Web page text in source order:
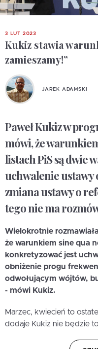
3 LUT 2023
Kukiz stawia
zamieszamy!”
JAREK ADAMSKI
Paweł Kukiz w
mówi, że
listach PiS są dwie
uchwalenie ustawy
zmiana ustawy o
tego nie ma
Wielokrotnie
że warunkiem sine qua
konkretyzować jest
obniżenie progu
odwołującym wójtów,
- mówi Kukiz.
Marzec, kwiecień to
dodaje Kukiz nie będzie